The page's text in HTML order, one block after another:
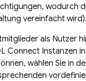
wodurch
vereinfacht wird).
als Nutzer
Connect Instanzen
wählen Sie in